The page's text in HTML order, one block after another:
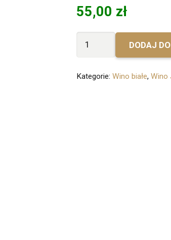
55,00 zł
ilość
Bez
DODAJ
Kategorie: Wino białe, Wino